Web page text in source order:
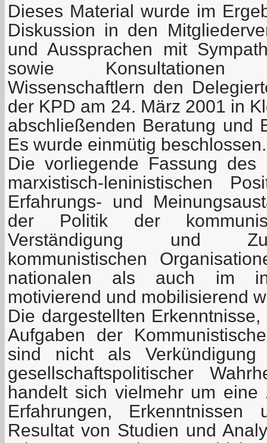
Dieses Material wurde im
Diskussion in den
und Aussprachen mit
sowie Konsultationen
Wissenschaftlern den
der KPD am 24. März 2001 in
abschließenden Beratung und
Es wurde einmütig beschlossen.
Die vorliegende Fassung des
marxistisch-leninistischen
Erfahrungs- und
der Politik der
Verständigung und
kommunistischen
nationalen als auch im
motivierend und mobilisierend
Die dargestellten
Aufgaben der
sind nicht als Verkündigung
gesellschaftspolitischer
handelt sich vielmehr um eine
Erfahrungen,
Resultat von Studien und